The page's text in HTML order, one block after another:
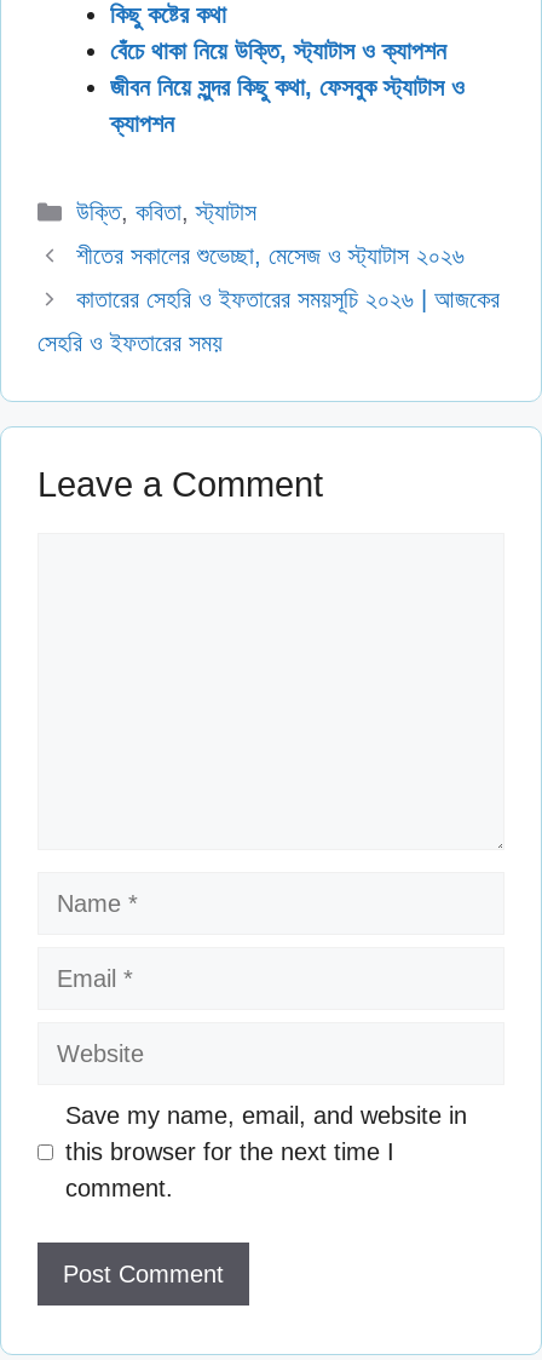
কিছু কষ্টের কথা
বেঁচে থাকা নিয়ে উক্তি, স্ট্যাটাস ও ক্যাপশন
জীবন নিয়ে সুন্দর কিছু কথা, ফেসবুক স্ট্যাটাস ও
ক্যাপশন
Categories
উক্তি, কবিতা,স্ট্যাটাস
শীতের সকালের শুভেচ্ছা, মেসেজ ও স্ট্যাটাস ২০২৬
কাতারের সেহরি ও ইফতারের সময়সূচি ২০২৬ | আজকের
সেহরি ও ইফতারের সময়
Leave a Comment
Name
Email
Website
Save my name, email, and website in
this browser for the next time I
comment.